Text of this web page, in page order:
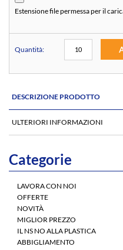
Estensione file permessa per il
Quantità:
DESCRIZIONE PRODOTTO
ULTERIORI INFORMAZIONI
Categorie
LAVORA CON NOI
OFFERTE
NOVITÀ
MIGLIOR PREZZO
IL NS NO ALLA PLASTICA
ABBIGLIAMENTO